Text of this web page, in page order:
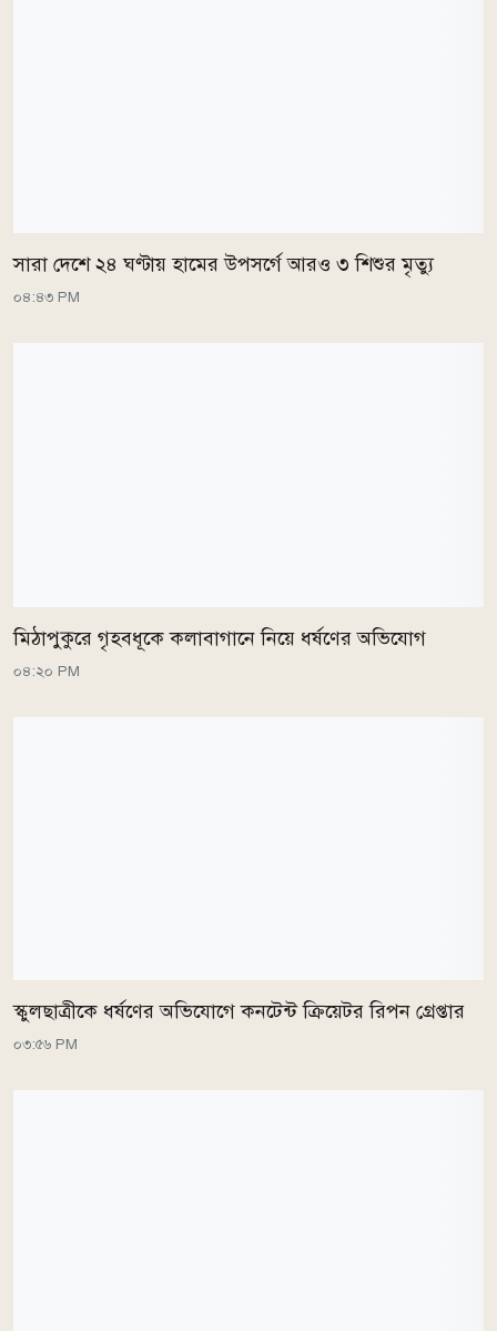
সারা দেশে ২৪ ঘণ্টায় হামের উপসর্গে আরও ৩ শিশুর মৃত্যু
০৪:৪৩ PM
মিঠাপুকুরে গৃহবধূকে কলাবাগানে নিয়ে ধর্ষণের অভিযোগ
০৪:২০ PM
স্কুলছাত্রীকে ধর্ষণের অভিযোগে কনটেন্ট ক্রিয়েটর রিপন গ্রেপ্তার
০৩:৫৬ PM